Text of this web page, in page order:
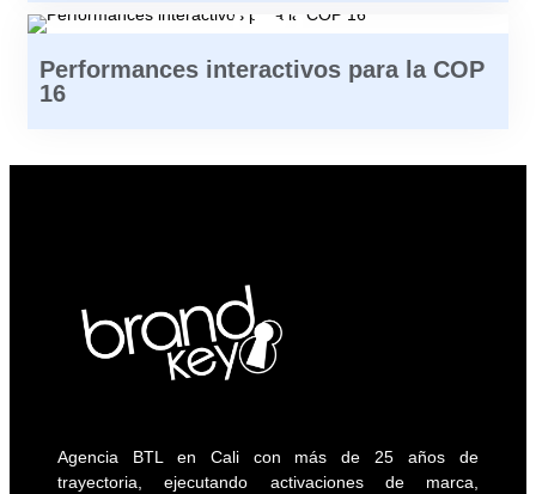
Performances interactivos para la COP
16
Agencia BTL en Cali con más de 25 años de
trayectoria, ejecutando activaciones de marca,